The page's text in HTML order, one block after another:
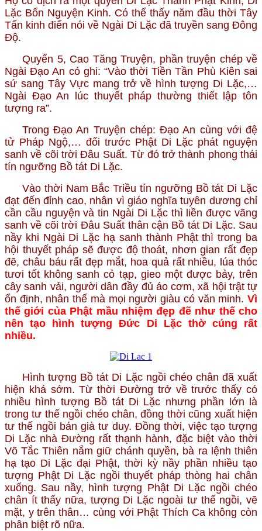
Lặc Bổn Nguyện Kinh. Có thể thấy năm đầu thời Tây
Tấn kinh điển nói về Ngài Di Lặc đã truyền sang Đông
Độ.
Quyển 5, Cao Tăng Truyện, phần truyện chép về
Ngài Đạo An có ghi: “Vào thời Tiền Tần Phù Kiên sai
sứ sang Tây Vực mang trở về hình tượng Di Lặc,…
Ngài Đạo An lúc thuyết pháp thường thiết lập tôn
tượng ra”.
Trong Đạo An Truyện chép: Đạo An cùng với đệ
tử Pháp Ngộ,… đối trước Phật Di Lặc phát nguyện
sanh về cõi trời Đâu Suất. Từ đó trở thành phong thái
tín ngưỡng Bồ tát Di Lặc.
Vào thời Nam Bắc Triều tín ngưỡng Bồ tát Di Lặc
đạt đến đỉnh cao, nhân vì giáo nghĩa tuyên dương chỉ
cần cầu nguyện và tin Ngài Di Lặc thì liền được vãng
sanh về cõi trời Đâu Suất thân cận Bồ tát Di Lặc. Sau
nầy khi Ngài Di Lặc hạ sanh thành Phật thì trong ba
hội thuyết pháp sẽ được độ thoát, nhơn gian rất đẹp
đẽ, châu báu rất đẹp mắt, hoa quả rất nhiều, lúa thóc
tươi tốt không sanh cỏ tạp, gieo một được bảy, trên
cây sanh vải, người dân đầy đủ áo cơm, xã hội trật tự
ổn định, nhân thế mà mọi người giàu có văn minh. Vì
thế giới của Phật mầu nhiệm đẹp đẽ như thế cho
nên tạo hình tượng Đức Di Lặc thờ cúng rất
nhiều.
Hình tượng Bồ tát Di Lặc ngồi chéo chân đã xuất
hiện khá sớm. Từ thời Đường trở về trước thấy có
nhiều hình tượng Bồ tát Di Lặc nhưng phần lớn là
trong tư thế ngồi chéo chân, đồng thời cũng xuất hiện
tư thế ngồi bán già tư duy. Đồng thời, việc tạo tượng
Di Lặc nhà Đường rất thạnh hành, đặc biệt vào thời
Võ Tắc Thiên nắm giữ chánh quyền, bà ra lệnh thiên
hạ tạo Di Lặc đại Phật, thời kỳ nầy phần nhiều tạo
tượng Phật Di Lặc ngồi thuyết pháp thòng hai chân
xuống. Sau nầy, hình tượng Phật Di Lặc ngồi chéo
chân ít thấy nữa, tượng Di Lặc ngoài tư thế ngồi, vẽ
mặt, y trên thân… cùng với Phật Thích Ca không còn
phân biệt rõ nữa.